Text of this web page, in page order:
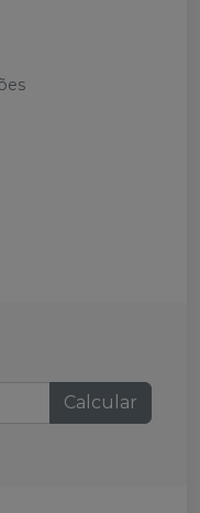
Calcular